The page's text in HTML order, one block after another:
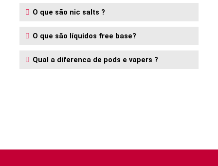
O que são nic salts ?
O que são líquidos free base?
Qual a diferenca de pods e vapers ?